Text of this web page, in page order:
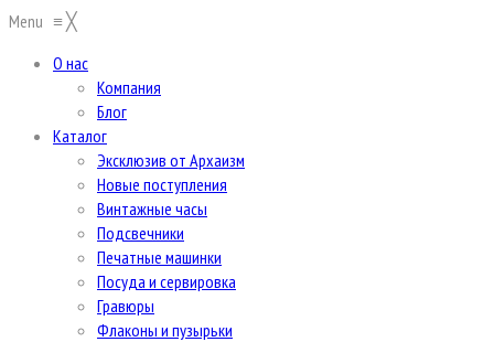
Menu ≡╳
О нас
Компания
Блог
Каталог
Эксклюзив от Архаизм
Новые поступления
Винтажные часы
Подсвечники
Печатные машинки
Посуда и сервировка
Гравюры
Флаконы и пузырьки